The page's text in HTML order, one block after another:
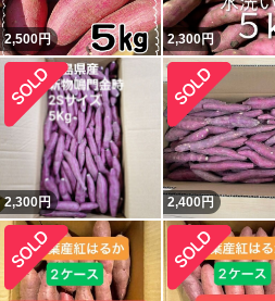
2,500円 2,300円
2,300円 2,400円